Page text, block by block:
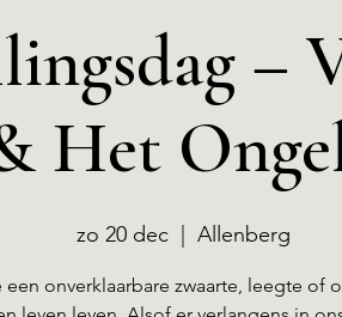
–
Het
zo 20 dec
  |
Allenberg
een onverklaarbare zwaarte, leegte of